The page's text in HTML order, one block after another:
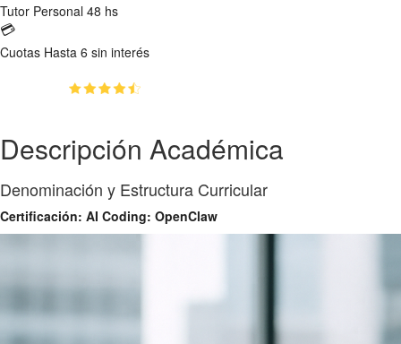
Tutor Personal 48 hs
💳
Cuotas Hasta 6 sin interés
Descripción Académica
Denominación y Estructura Curricular
Certificación: AI Coding: OpenClaw